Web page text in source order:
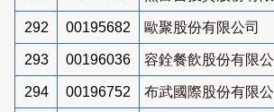
292 00195682 歐聚股份有限公司
293 00196036 容銓餐飲股份有限公
294 00196752 布武國際股份有限公